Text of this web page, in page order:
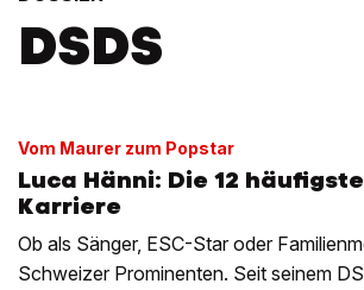
DSDS
Vom Maurer zum Popstar
Luca Hänni: Die 12
Karriere
Ob als Sänger, ESC-Star oder
Schweizer Prominenten. Seit seinem